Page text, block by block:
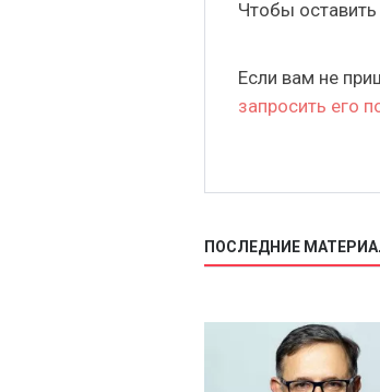
Чтобы
Если вам не
запросить его
ПОСЛЕДНИЕ